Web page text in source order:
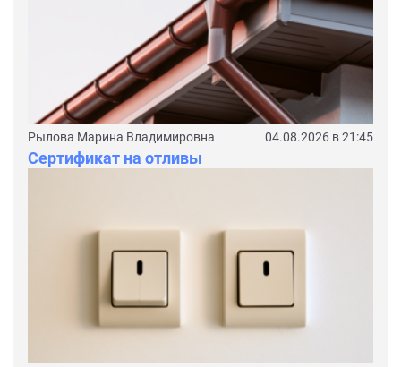
Рылова Марина Владимировна 04.08.2026 в 21:45
Сертификат на отливы